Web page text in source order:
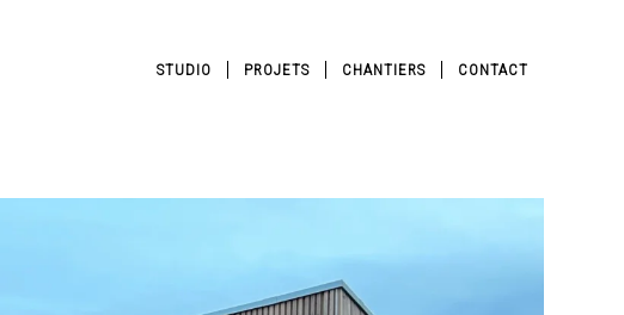
STUDIO PROJETS CHANTIERS CONTACT